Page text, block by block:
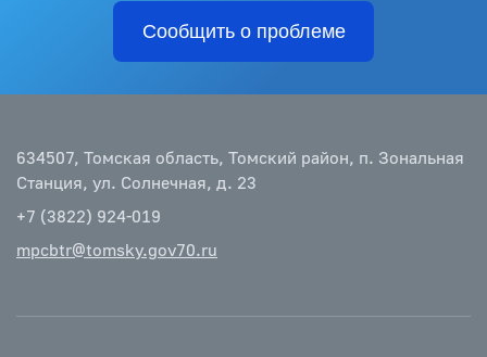
Сообщить о проблеме
634507, Томская область, Томский район, п. Зональная
Станция, ул. Солнечная, д. 23
+7 (3822) 924-019
mpcbtr@tomsky.gov70.ru